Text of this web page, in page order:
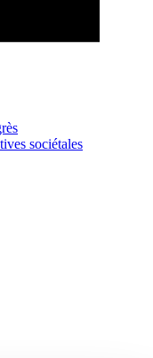
sociétales